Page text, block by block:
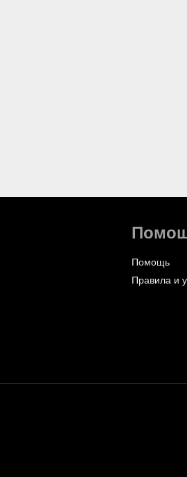
Помощь
Правила и